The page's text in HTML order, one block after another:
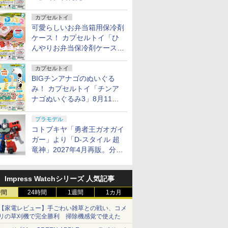
カプセルトイ
可愛らしいお弁当箱用保冷剤
ケース！ カプセルトイ「ひ
んやりお弁当保冷剤ケース
カプセルトイ
BIGチンアナゴのぬいぐる
み！ カプセルトイ「チンア
ナゴぬいぐるみ3」8月11日
プラモデル
コトブキヤ「勇者王ガオガイ
ガー」より「D-スタイル 超
竜神」2027年4月再販。分離
Impress Watchシリーズ 人気記事
24時間 1週間 1カ月
家電レビュー】手ごわい雑草との戦い、コメ
の草刈機で完全勝利 掃除機感覚で使えた